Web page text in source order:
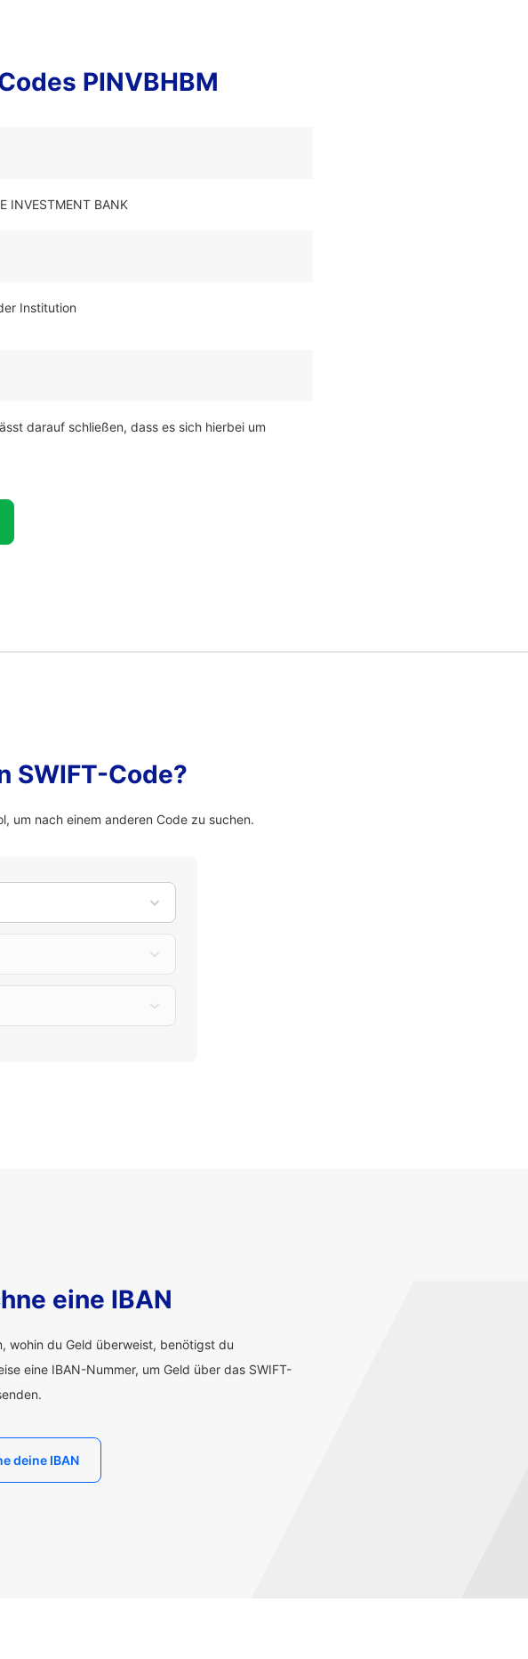
PINVBHBM
INVESTMENT BANK
Institution
darauf schließen, dass es sich hierbei um
SWIFT-Code?
um nach einem anderen Code zu suchen.
eine IBAN
wohin du Geld überweist, benötigst du
eine IBAN-Nummer, um Geld über das SWIFT-
deine IBAN